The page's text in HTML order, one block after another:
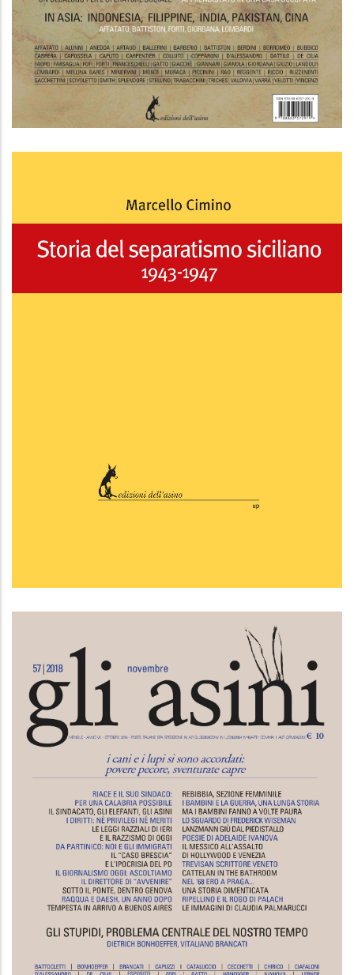
"Gli asini" n. 66-67, agosto-settembre
2019